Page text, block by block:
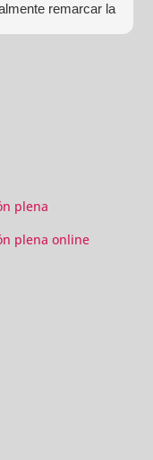
remarcar la
y
plena
plena online